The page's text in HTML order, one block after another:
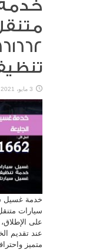
3 مايو، 2021
خدمة غسيل
سيارات
على
عند تقديم
متميز